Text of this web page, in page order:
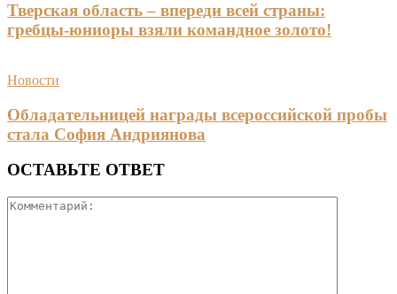
Тверская область – впереди всей страны:
гребцы-юниоры взяли командное золото!
Новости
Обладательницей награды всероссийской пробы
стала София Андриянова
ОСТАВЬТЕ ОТВЕТ